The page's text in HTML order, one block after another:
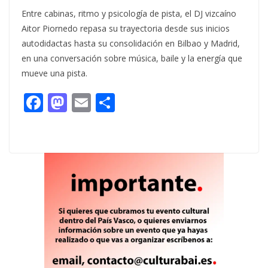
Entre cabinas, ritmo y psicología de pista, el DJ vizcaíno
Aitor Piornedo repasa su trayectoria desde sus inicios
autodidactas hasta su consolidación en Bilbao y Madrid,
en una conversación sobre música, baile y la energía que
mueve una pista.
F
b
M
d
o
n
E
l p
ar
ti
r